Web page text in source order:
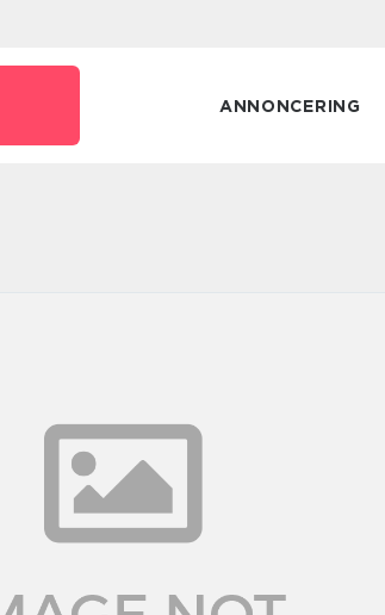
ANNONCERING